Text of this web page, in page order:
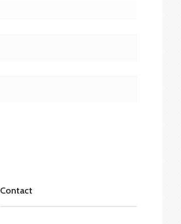
Contact